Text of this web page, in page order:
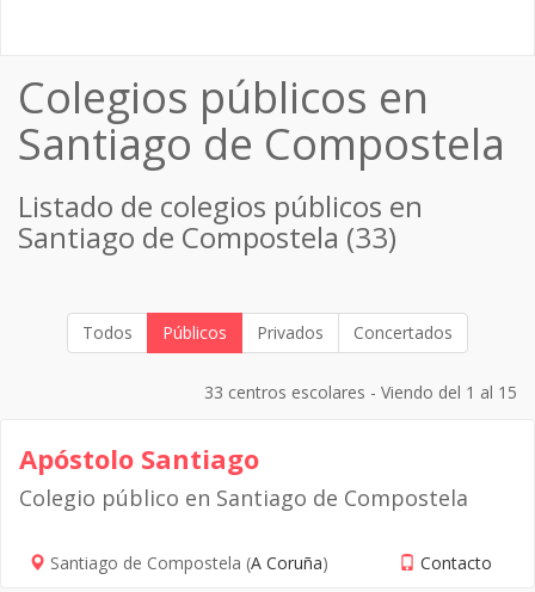
Colegios públicos en
Santiago de Compostela
Listado de colegios públicos en
Santiago de Compostela (33)
Todos Públicos Privados Concertados
33 centros escolares - Viendo del 1 al 15
Apóstolo Santiago
Colegio público en Santiago de Compostela
Santiago de Compostela (A Coruña) Contacto